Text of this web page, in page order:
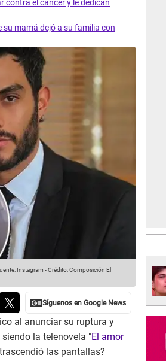
contra el cáncer y le dedican
su mamá dejó a su familia con
Instagram -Crédito: Composición El
al anunciar su ruptura y
la telenovela "El amor
las pantallas?